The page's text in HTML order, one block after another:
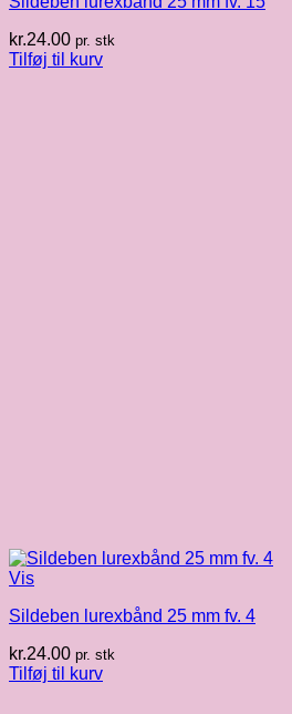
kr.24.00 pr. stk
Tilføj til kurv
Vis
Sildeben lurexbånd 25 mm fv. 4
kr.24.00 pr. stk
Tilføj til kurv